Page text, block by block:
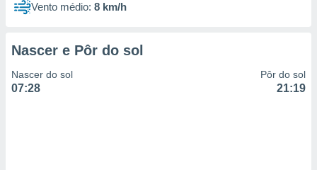
Vento médio: 8 km/h
Nascer e Pôr do sol
Nascer do sol
07:28
Pôr do sol
21:19